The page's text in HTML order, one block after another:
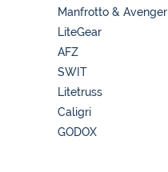
Manfrotto & Avenger
LiteGear
AFZ
SWIT
Litetruss
Caligri
GODOX